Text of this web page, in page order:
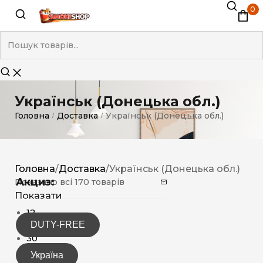
0
Українськ (Донецька обл.)
Головна / Доставка / Українськ (Донецька обл.)
Акциз:
DUTY-FREE
Україна
Головна/Доставка/Українськ (Донецька обл.)
Показано всі 170 товарів
Показати
12
15
30